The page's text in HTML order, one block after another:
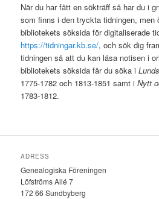
När du har fått en sökträff så har du i
som finns i den tryckta tidningen, men
bibliotekets söksida för digitaliserade
https://tidningar.kb.se/, och sök dig
tidningen så att du kan läsa notisen i
bibliotekets söksida får du söka i
1775-1782 och 1813-1851 samt iNytt
1783-1812.
ADRESS
Genealogiska Föreningen
Löfströms Allé 7
172 66 Sundbyberg